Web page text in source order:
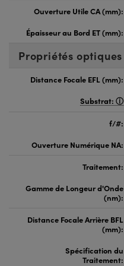
Ouverture Utile CA (mm):
Épaisseur au Bord ET (mm):
Propriétés optiques
Distance Focale EFL (mm):
Substrat:
f/#:
Ouverture Numérique NA:
Traitement:
Gamme de Longeur d'Onde
(nm):
Distance Focale Arrière BFL
(mm):
Spécification du
Traitement: